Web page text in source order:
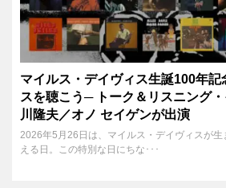
マイルス・デイヴィス生誕100年
スを聴こう─ トーク＆リスニング
川隆夫／オノ セイゲンが出演
2026年5月26日は、マイルス・デイヴィスが
える日。この特別な日にちな･･･